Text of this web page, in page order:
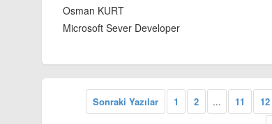
Osman KURT
Microsoft Sever Developer
Sonraki Yazılar 1 2 ... 11 12